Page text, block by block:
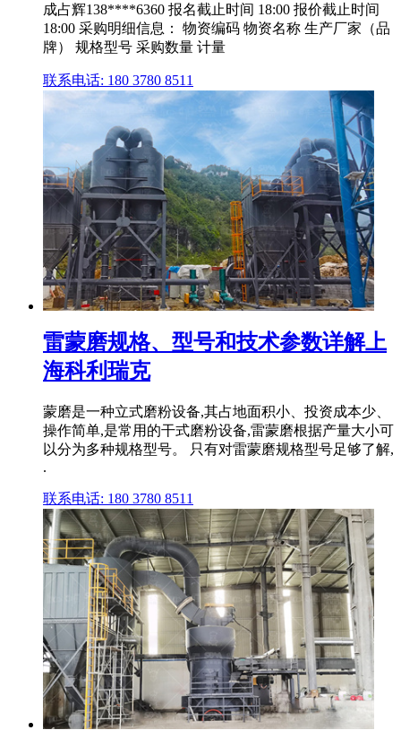
成占辉138****6360 报名截止时间 18:00 报价截止时间
18:00 采购明细信息： 物资编码 物资名称 生产厂家（品
牌） 规格型号 采购数量 计量
联系电话: 180 3780 8511
雷蒙磨规格、型号和技术参数详解上
海科利瑞克
蒙磨是一种立式磨粉设备,其占地面积小、投资成本少、
操作简单,是常用的干式磨粉设备,雷蒙磨根据产量大小可
以分为多种规格型号。 只有对雷蒙磨规格型号足够了解,
.
联系电话: 180 3780 8511